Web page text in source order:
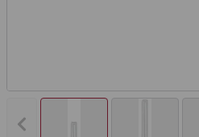
Vorheriges Bild anzeigen